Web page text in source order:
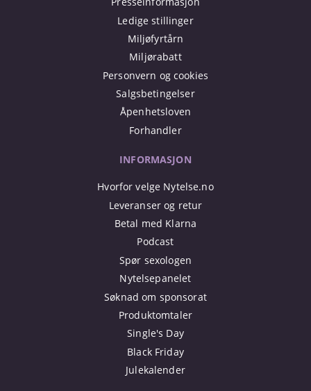
Ledige stillinger
Miljøfyrtårn
Miljørabatt
Personvern og cookies
Salgsbetingelser
Åpenhetsloven
Forhandler
INFORMASJON
Hvorfor velge Nytelse.no
Leveranser og retur
Betal med Klarna
Podcast
Spør sexologen
Nytelsepanelet
Søknad om sponsorat
Produktomtaler
Single's Day
Black Friday
Julekalender